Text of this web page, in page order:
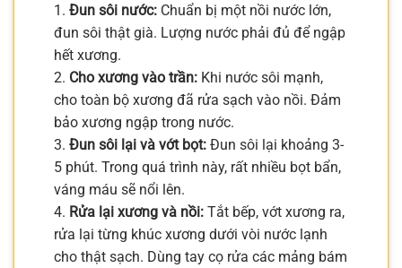
1. Đun sôi nước: Chuẩn bị một nồi nước lớn,
đun sôi thật già. Lượng nước phải đủ để ngập
hết xương.
2. Cho xương vào trần: Khi nước sôi mạnh,
cho toàn bộ xương đã rửa sạch vào nồi. Đảm
bảo xương ngập trong nước.
3. Đun sôi lại và vớt bọt: Đun sôi lại khoảng 3-
5 phút. Trong quá trình này, rất nhiều bọt bẩn,
váng máu sẽ nổi lên.
4. Rửa lại xương và nồi: Tắt bếp, vớt xương ra,
rửa lại từng khúc xương dưới vòi nước lạnh
cho thật sạch. Dùng tay cọ rửa các mảng bám